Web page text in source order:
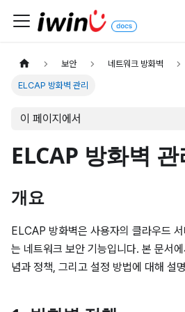
보안 네트워크 방화벽
ELCAP 방화벽 관리
이 페이지에서
ELCAP 방화벽 관
개요
ELCAP 방화벽은 사용자의 클라우드
는 네트워크 보안 기능입니다. 본 문서
념과 정책, 그리고 설정 방법에 대해 설